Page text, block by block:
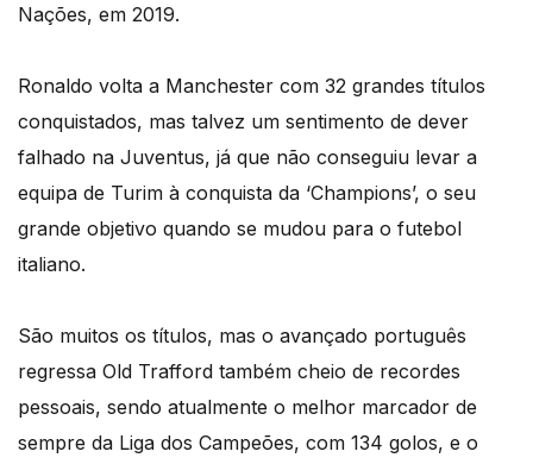
Nações, em 2019.
Ronaldo volta a Manchester com 32 grandes títulos
conquistados, mas talvez um sentimento de dever
falhado na Juventus, já que não conseguiu levar a
equipa de Turim à conquista da ‘Champions’, o seu
grande objetivo quando se mudou para o futebol
italiano.
São muitos os títulos, mas o avançado português
regressa Old Trafford também cheio de recordes
pessoais, sendo atualmente o melhor marcador de
sempre da Liga dos Campeões, com 134 golos, e o